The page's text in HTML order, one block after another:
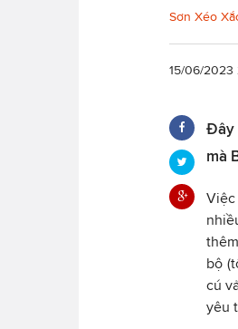
Sơn Xéo
15/06/2023
Đây
mà
Việc
bộ
cú
yêu